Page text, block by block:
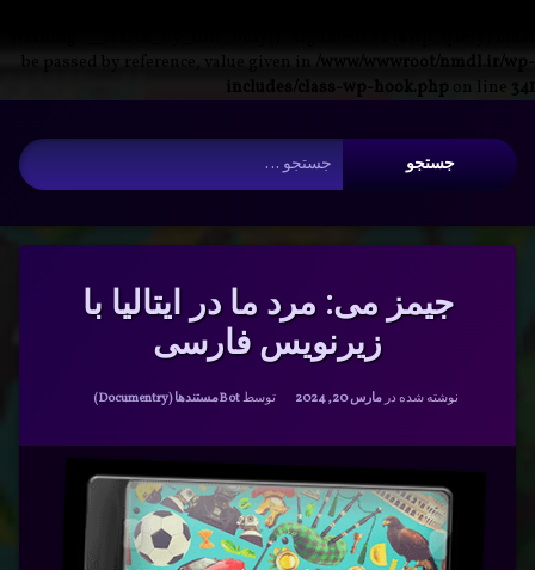
includes/class-wp-hook.php on line 341
محتوا
آرشیو
جستجو برای:
جیمز می: مرد ما در ایتالیا با
زیرنویس فارسی
نوشته شده درمارس 20, 2024 توسطBotدسته بندی ها:
مستندها (Documentry)